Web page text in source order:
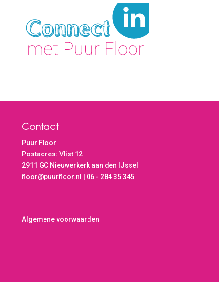
Contact
Puur Floor
Postadres: Vlist 12
2911 GC Nieuwerkerk aan den IJssel
floor@puurfloor.nl | 06 - 284 35 345
Algemene voorwaarden